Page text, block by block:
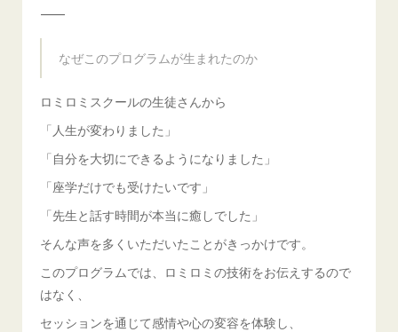
⸻
なぜこのプログラムが生まれたのか
ロミロミスクールの生徒さんから
「人生が変わりました」
「自分を大切にできるようになりました」
「座学だけでも受けたいです」
「先生と話す時間が本当に癒しでした」
そんな声を多くいただいたことがきっかけです。
このプログラムでは、ロミロミの技術をお伝えするので
はなく、
セッションを通じて感情や心の変容を体験し、